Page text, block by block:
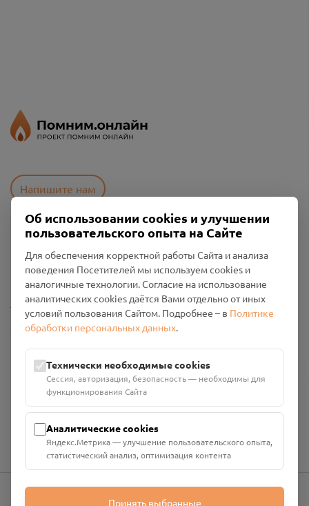
Напишите нам
Политика конфиденциальности
Промо-материалы
Настройки cookies
Общество с ограниченной ответственностью «Смоленский
Проект Помним»
ИНН: 6700029207 ОГРН: 1256700001986
Юридический адрес: 216790, Смоленская область, р-н
Руднянский, г. Рудня, улица Западная, д. 26А, пом. 18
Номер счёта: 40702810901130004287 в АО "АЛЬФА-БАНК"
Об использовании cookies и улучшении
пользовательского опыта на Сайте
Для обеспечения корректной работы Сайта и анализа
поведения Посетителей мы используем cookies и
аналогичные технологии. Согласие на использование
аналитических cookies даётся Вами отдельно от иных
условий пользования Сайтом. Подробнее – в Политике
обработки персональных данных.
Технически необходимые cookies
Сессия, авторизация, безопасность — необходимы для
функционирования Сайта
Аналитические cookies
Яндекс.Метрика — улучшение пользовательского опыта,
статистический анализ, оптимизация контента
Принять выбранные